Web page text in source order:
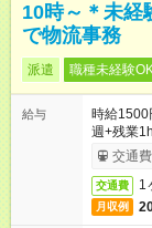
10時～＊未経
で物流事務
派遣 職種未経験
給与
時給
週+残業
取りサー
交通
交通費 1
月収例